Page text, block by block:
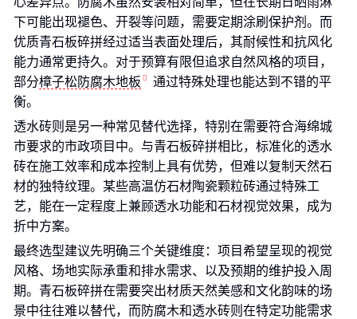
下可能出现褪色、开裂等问题，需要定期涂刷保护剂。而
优质青石板碎拼经过适当表面处理后，其耐候性和抗风化
能力通常更持久。对于预算有限但追求自然风格的项目，
部分樟子松防腐木地板
通过特殊处理也能达到不错的平
衡。
透水砖则是另一种常见替代选择，特别在需要符合海绵城
市要求的市政项目中。与青石板碎拼相比，标准化的透水
砖在施工效率和成本控制上具有优势，但难以复制天然石
材的独特纹理。某些高温仿石材陶瓷颗粒砖通过特殊工
艺，能在一定程度上兼顾透水功能和石材视觉效果，成为
折中方案。
最终选型建议先明确三个关键维度：项目希望呈现的视觉
风格、场地实际承重和排水需求、以及预期的维护投入周
期。青石板碎拼在需要突出材质天然美感和文化韵味的场
景中往往难以替代，而防腐木和透水砖则在特定功能需求